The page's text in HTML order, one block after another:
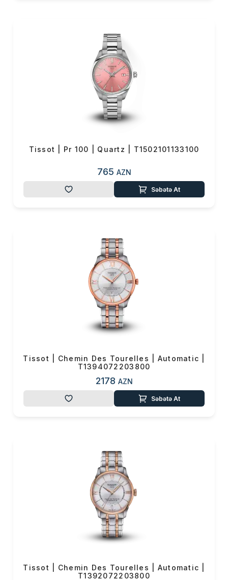
Tissot | Pr 100 | Quartz | T1502101133100
765 AZN
Səbətə At
Tissot | Chemin Des Tourelles | Automatic |
T1394072203800
2178 AZN
Səbətə At
Tissot | Chemin Des Tourelles | Automatic |
T1392072203800